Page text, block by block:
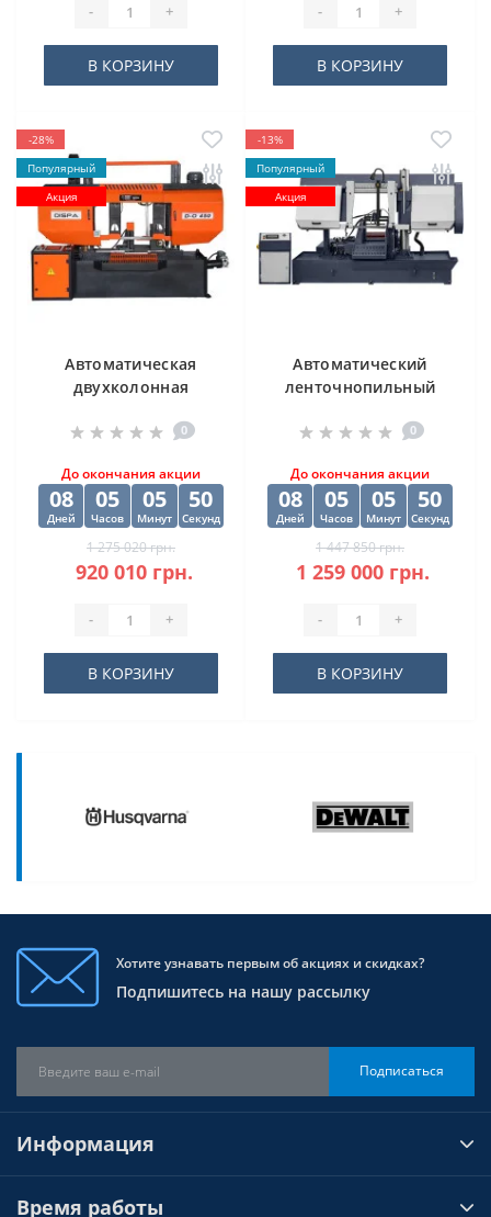
- +
В КОРЗИНУ
- +
В КОРЗИНУ
-28%
Популярный
Акция
Автоматическая
двухколонная
DISPA MAKINA D-O
0
До окончания акции
08
Дней
05
Часов
05
Минут
49
Секунд
1 275 020 грн.
920 010 грн.
- +
В КОРЗИНУ
-13%
Популярный
Акция
Автоматический
ленточнопильный
500SA
0
До окончания акции
08
Дней
05
Часов
05
Минут
49
Секунд
1 447 850 грн.
1 259 000 грн.
- +
В КОРЗИНУ
Хотите узнавать первым об акциях и скидках?
Подпишитесь на нашу рассылку
Подписаться
Информация
Время работы